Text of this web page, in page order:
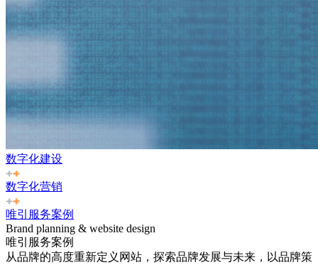
数字化建设
数字化营销
唯引服务案例
Brand planning & website design
唯引服务案例
从品牌的高度重新定义网站，探索品牌发展与未来，以品牌策